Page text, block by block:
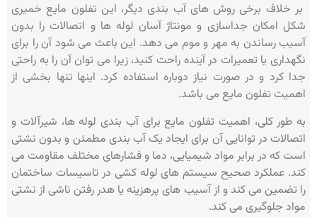
بر خلاف برخی روش های آب بندی دیگر، این تفلون مایع خمیری
شکل امکان جداسازی و مونتاژ آسان لوله ها و اتصالات را بدون
آسیب رساندن به مهر و موم می دهد. این باعث می شود آن را برای
نگهداری یا تعمیرات در آینده راحت کنید، زیرا می توان آن را به راحتی
جدا کرد و در صورت نیاز دوباره استفاده کرد. اینها تنها بخشی از
اهمیت تفلون مایع می باشد.
به طور کلی، اهمیت تفلون مایع برای آب بندی لوله ها، شیرآلات و
اتصالات در توانایی آن برای ایجاد یک آب بندی مطمئن و بدون نشتی
است که در برابر مواد شیمیایی، دما و فشارهای مختلف مقاومت می
کند. عملکرد صحیح سیستم های لوله کشی در تاسیسات ساختمان
را تضمین می کند و از آسیب های پرهزینه یا هدر رفتن ناشی از نشتی
مواد جلوگیری می کند.